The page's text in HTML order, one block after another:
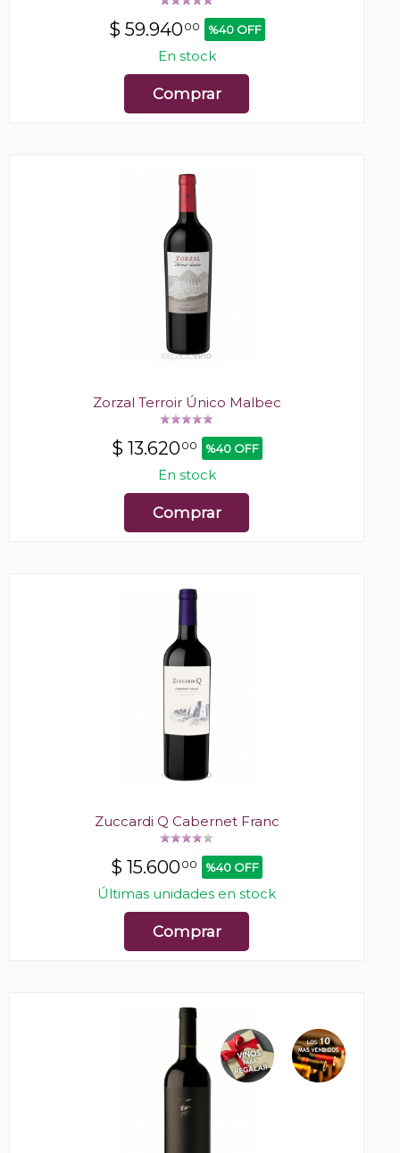
$ 59.94000 %40 OFF
En stock
Comprar
Zorzal Terroir Único Malbec
$ 13.62000 %40 OFF
En stock
Comprar
Zuccardi Q Cabernet Franc
$ 15.60000 %40 OFF
Últimas unidades en stock
Comprar